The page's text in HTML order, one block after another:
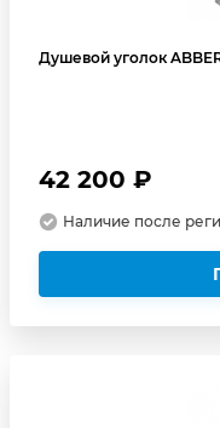
Душевой уголок
42 200 ₽
Наличие после